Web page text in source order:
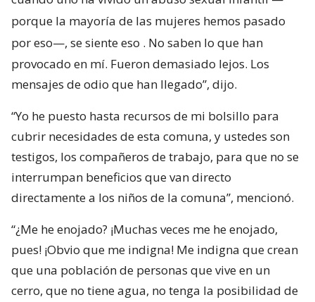
porque la mayoría de las mujeres hemos pasado
por eso—, se siente eso . No saben lo que han
provocado en mí. Fueron demasiado lejos. Los
mensajes de odio que han llegado”, dijo.
“Yo he puesto hasta recursos de mi bolsillo para
cubrir necesidades de esta comuna, y ustedes son
testigos, los compañeros de trabajo, para que no se
interrumpan beneficios que van directo
directamente a los niños de la comuna”, mencionó.
“¿Me he enojado? ¡Muchas veces me he enojado,
pues! ¡Obvio que me indigna! Me indigna que crean
que una población de personas que vive en un
cerro, que no tiene agua, no tenga la posibilidad de